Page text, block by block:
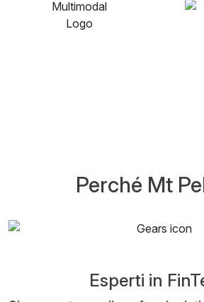
Perché Mt
Esperti in